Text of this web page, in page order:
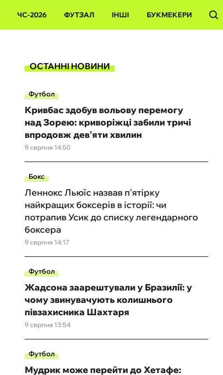
ЧС-2026 ФУТЗАЛ ІНШІ БУКМЕКЕРИ
ОСТАННІ НОВИНИ
Футбол
9 серпня 14:50
Кривбас здобув вольову перемогу
над Зорею: криворіжці забили тричі
впродовж дев'яти хвилин
Бокс
9 серпня 14:17
Леннокс Льюїс назвав п'ятірку
найкращих боксерів в історії: чи
потрапив Усик до списку легендарного
боксера
Футбол
9 серпня 13:54
Жадсона заарештували у Бразилії: у
чому звинувачують колишнього
півзахисника Шахтаря
Футбол
Мудрик може перейти до Хетафе: